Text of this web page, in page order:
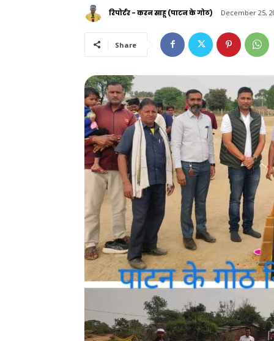
रिपोर्टर - करन साहू (पाटन के गोठ) December 25,
Share